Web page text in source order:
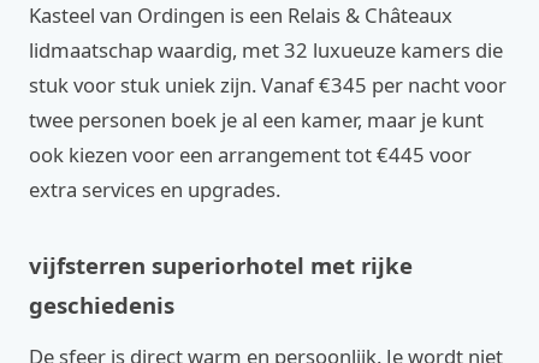
Kasteel van Ordingen is een Relais & Châteaux
lidmaatschap waardig, met 32 luxueuze kamers die
stuk voor stuk uniek zijn. Vanaf €345 per nacht voor
twee personen boek je al een kamer, maar je kunt
ook kiezen voor een arrangement tot €445 voor
extra services en upgrades.
vijfsterren superiorhotel met rijke
geschiedenis
De sfeer is direct warm en persoonlijk. Je wordt niet